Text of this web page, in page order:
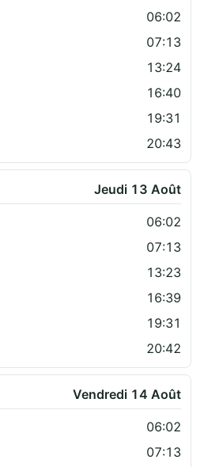
06:02
07:13
13:24
16:40
19:31
20:43
Jeudi 13 Août
06:02
07:13
13:23
16:39
19:31
20:42
Vendredi 14 Août
06:02
07:13